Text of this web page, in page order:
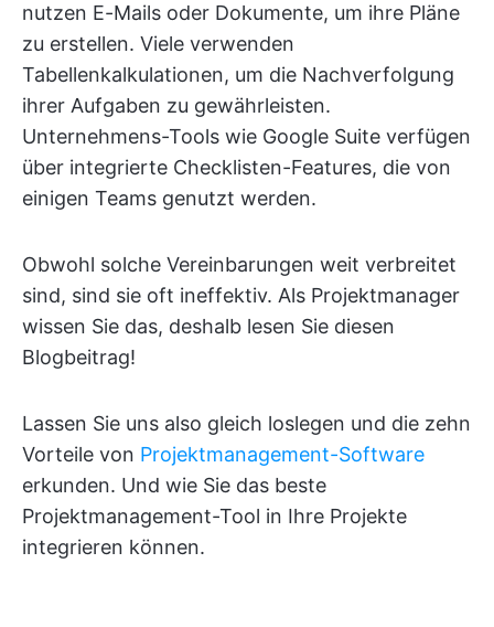
nutzen E-Mails oder Dokumente, um ihre Pläne
zu erstellen. Viele verwenden
Tabellenkalkulationen, um die Nachverfolgung
ihrer Aufgaben zu gewährleisten.
Unternehmens-Tools wie Google Suite verfügen
über integrierte Checklisten-Features, die von
einigen Teams genutzt werden.
Obwohl solche Vereinbarungen weit verbreitet
sind, sind sie oft ineffektiv. Als Projektmanager
wissen Sie das, deshalb lesen Sie diesen
Blogbeitrag!
Lassen Sie uns also gleich loslegen und die zehn
Vorteile von Projektmanagement-Software
erkunden. Und wie Sie das beste
Projektmanagement-Tool in Ihre Projekte
integrieren können.